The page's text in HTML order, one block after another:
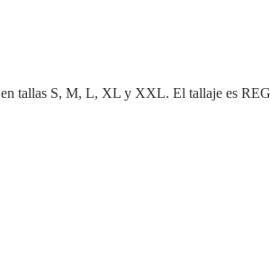
tallas S, M, L, XL y XXL. El tallaje es